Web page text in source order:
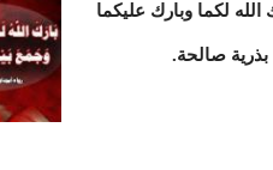
لكما وبارك عليكما
صالحة.